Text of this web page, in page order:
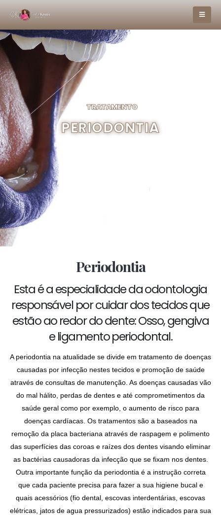
TRATAMENTO
PERIODONTIA
Periodontia
Esta é a especialidade da odontologia
responsável por cuidar dos tecidos que
estão ao redor do dente: Osso, gengiva
e ligamento periodontal.
A periodontia na atualidade se divide em tratamento de doenças
causadas por infecção nestes tecidos e promoção de saúde
através de consultas de manutenção. As doenças causadas vão
do mal hálito, perdas de dentes e até comprometimentos da
saúde geral como por exemplo, o aumento de risco para
doenças cardíacas. Os tratamentos são a baseados na
remoção da placa bacteriana através de raspagem e polimento
das superfícies das coroas e raízes dos dentes visando eliminar
as bactérias causadoras da infecção que se fixam nos dentes.
Outra importante função da periodontia é a instrução correta
que cada paciente precisa para fazer a sua higiene bucal e
quais acessórios (fio dental, escovas interdentárias, escovas
elétricas, jatos de agua pressurizados) estão indicados para sua